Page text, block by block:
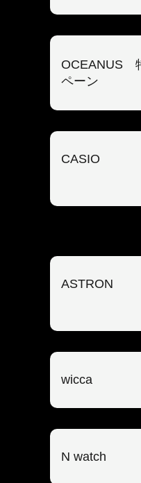
OCEANUS
ペーン
CASIO
ASTRON
wicca
N watch